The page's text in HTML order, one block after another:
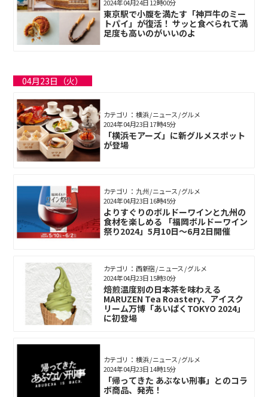
東京駅で小腹を満たす「神戸牛のミー
トパイ」が復活！ サッと食べられて満
足度も高いのがいいのよ
2024年04月24日 12時00分
04月23日（火）
カテゴリ： 横浜 / ニュース / グルメ
「横浜モアーズ」に新グルメスポット
が登場
2024年04月23日 17時45分
カテゴリ： 九州 / ニュース / グルメ
よりすぐりのボルドーワインと九州の
食材を楽しめる 「福岡ボルドーワイン
祭り2024」5月10日～6月2日開催
2024年04月23日 16時45分
カテゴリ： 西新宿 / ニュース / グルメ
焙煎温度別の日本茶を味わえる
MARUZEN Tea Roastery、アイスク
リーム万博「あいぱくTOKYO 2024」
に初登場
2024年04月23日 15時30分
カテゴリ： 横浜 / ニュース / グルメ
「帰ってきた あぶない刑事」とのコラ
ボ商品、発売！
2024年04月23日 14時15分